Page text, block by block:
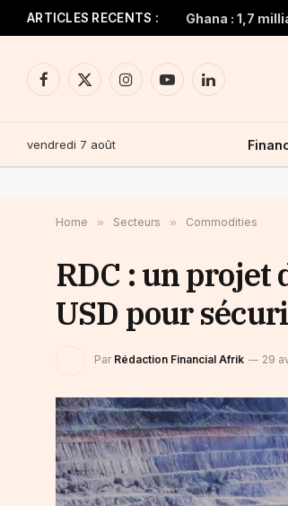
ARTICLES RECENTS :
Facebook
X
InstagramYouTubeLinkedIn
vendredi 7 août
Home » Secteurs » Commodities
RDC : un projet
USD pour
Par Rédaction Financial Afrik 29